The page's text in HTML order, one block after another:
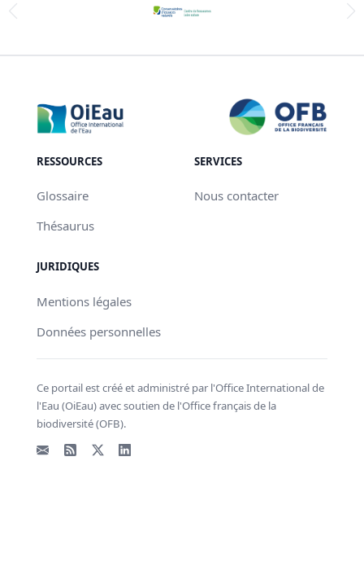
RESSOURCES
Glossaire
Thésaurus
SERVICES
Nous contacter
JURIDIQUES
Mentions légales
Données personnelles
Ce portail est créé et administré par l'Office International de
l'Eau (OiEau) avec soutien de l'Office français de la
biodiversité (OFB).